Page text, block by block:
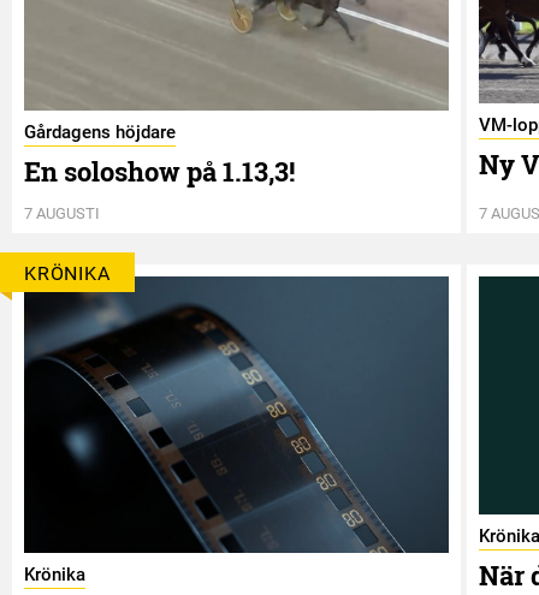
Gårdagens höjdare
En soloshow på 1.13,3!
7 AUGUSTI
VM-
Ny
7
KRÖNIKA
Krönika
Krönika
När